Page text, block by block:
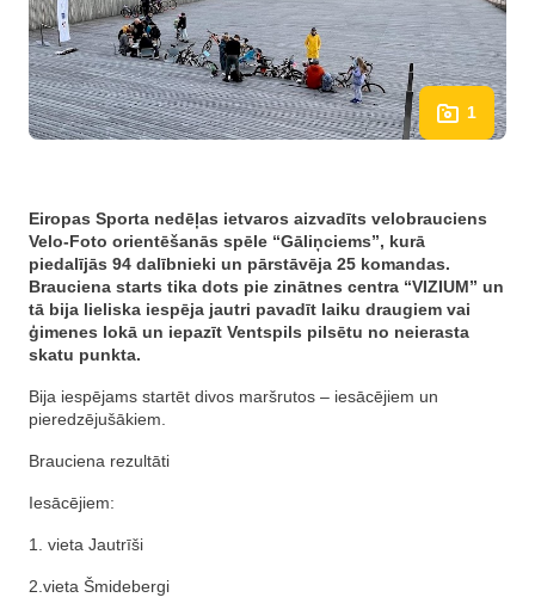
1
Eiropas Sporta nedēļas ietvaros aizvadīts velobrauciens
Velo-Foto orientēšanās spēle “Gāliņciems”, kurā
piedalījās 94 dalībnieki un pārstāvēja 25 komandas.
Brauciena starts tika dots pie zinātnes centra “VIZIUM” un
tā bija lieliska iespēja jautri pavadīt laiku draugiem vai
ģimenes lokā un iepazīt Ventspils pilsētu no neierasta
skatu punkta.
Bija iespējams startēt divos maršrutos – iesācējiem un
pieredzējušākiem.
Brauciena rezultāti
Iesācējiem:
1. vieta Jautrīši
2.vieta Šmidebergi